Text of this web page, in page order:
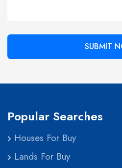
Popular Searches
Houses For Buy
Lands For Buy